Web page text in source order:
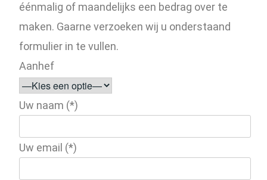
éénmalig of maandelijks een bedrag over te
maken. Gaarne verzoeken wij u onderstaand
formulier in te vullen.
Aanhef
Uw naam (*)
Uw email (*)